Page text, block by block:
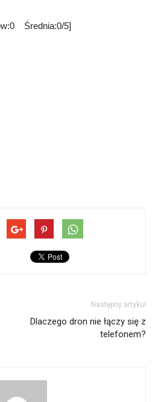
Średnia:0/5]
Następny artykuł
Dlaczego dron nie łączy się z
telefonem?